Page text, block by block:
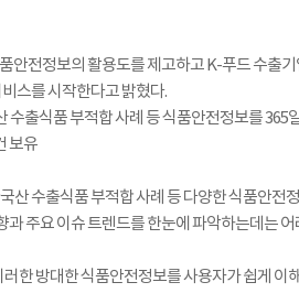
안전정보의 활용도를 제고하고 K-푸드 수출
스를 시작한다고 밝혔다.
출식품 부적합 사례 등 식품안전정보를 365
보유
수출식품 부적합 사례 등 다양한 식품안전
주요 이슈 트렌드를 한눈에 파악하는데는
한 방대한 식품안전정보를 사용자가 쉽게 이